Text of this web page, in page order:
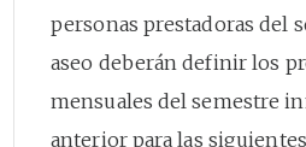
personas prestadoras del
aseo deberán definir los
mensuales del semestre
anterior para las